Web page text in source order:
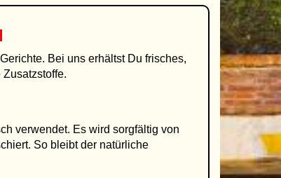
Bei uns erhältst Du frisches,
verwendet. Es wird sorgfältig von
So bleibt der natürliche